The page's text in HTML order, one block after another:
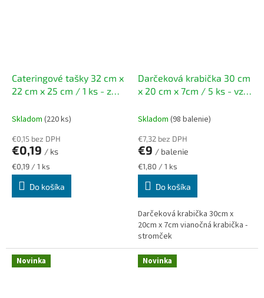
Cateringové tašky 32 cm x
22 cm x 25 cm / 1 ks - z
plochým uchom
Skladom (220 ks)
€0,15 bez DPH
€0,19 / ks
Jednotková
cena:
€0,19 / 1 ks
Do košíka
Darčeková krabička 30 cm
x 20 cm x 7cm / 5 ks - vzor
hnedého papiera
Skladom (98 balenie)
€7,32 bez DPH
€9 / balenie
Jednotková
cena:
€1,80 / 1 ks
Do košíka
Darčeková krabička 30cm x
20cm x 7cm vianočná krabička -
stromček
Novinka Novinka